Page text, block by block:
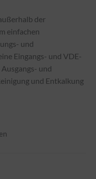
der
einfachen
und
Eingangs- und VDE-
und
und Entkalkung